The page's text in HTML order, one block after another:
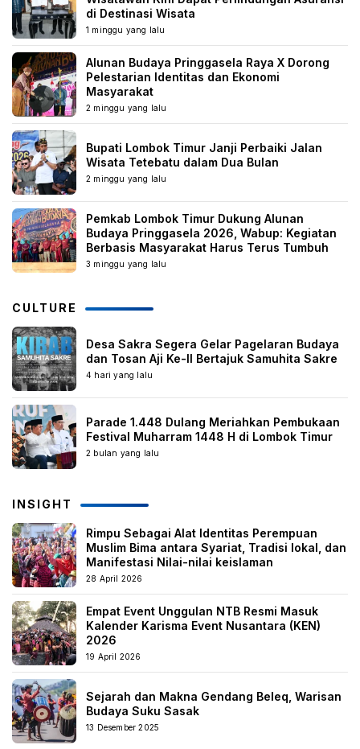
di Destinasi Wisata
1 minggu yang lalu
Alunan Budaya Pringgasela Raya X Dorong
Pelestarian Identitas dan Ekonomi
Masyarakat
2 minggu yang lalu
Bupati Lombok Timur Janji Perbaiki Jalan
Wisata Tetebatu dalam Dua Bulan
2 minggu yang lalu
Pemkab Lombok Timur Dukung Alunan
Budaya Pringgasela 2026, Wabup: Kegiatan
Berbasis Masyarakat Harus Terus Tumbuh
3 minggu yang lalu
CULTURE
Desa Sakra Segera Gelar Pagelaran Budaya
dan Tosan Aji Ke-II Bertajuk Samuhita Sakre
4 hari yang lalu
Parade 1.448 Dulang Meriahkan Pembukaan
Festival Muharram 1448 H di Lombok Timur
2 bulan yang lalu
INSIGHT
Rimpu Sebagai Alat Identitas Perempuan
Muslim Bima antara Syariat, Tradisi lokal, dan
Manifestasi Nilai-nilai keislaman
28 April 2026
Empat Event Unggulan NTB Resmi Masuk
Kalender Karisma Event Nusantara (KEN)
2026
19 April 2026
Sejarah dan Makna Gendang Beleq, Warisan
Budaya Suku Sasak
13 Desember 2025